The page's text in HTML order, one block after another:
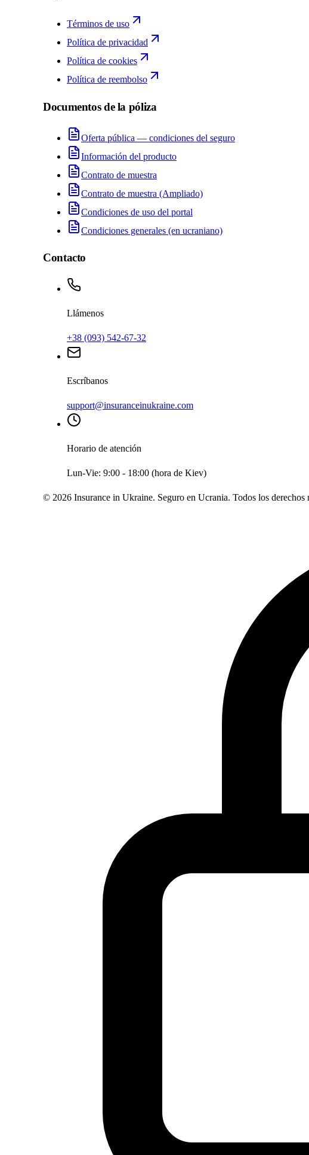
Términos de uso
Política de privacidad
Política de cookies
Política de reembolso
Documentos de la póliza
Oferta pública — condiciones del seguro
Información del producto
Contrato de muestra
Contrato de muestra (Ampliado)
Condiciones de uso del portal
Condiciones generales (en ucraniano)
Contacto
Llámenos
+38 (093) 542-67-32
Escríbanos
support@insuranceinukraine.com
Horario de atención
Lun-Vie: 9:00 - 18:00 (hora de Kiev)
© 2026 Insurance in Ukraine. Seguro en Ucrania. Todos los derechos